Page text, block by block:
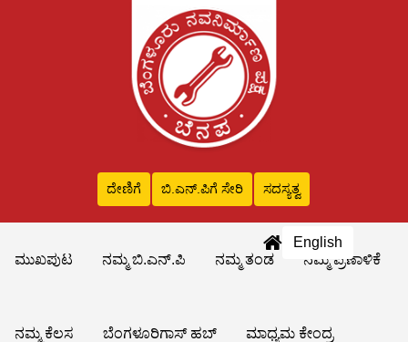
ದೇಣಿಗೆ ಬಿ.ಎನ್‌.ಪಿಗೆ ಸೇರಿ ಸದಸ್ಯತ್ವ
English
ಮುಖಪುಟ
ನಮ್ಮ ಬಿ.ಎನ್.ಪಿ ನಮ್ಮ ತಂಡ ನಮ್ಮ ಪ್ರಣಾಳಿಕೆ
ನಮ್ಮ ಕೆಲಸ ಬೆಂಗಳೂರಿಗಾಸ್ ಹಬ್ ಮಾಧ್ಯಮ ಕೇಂದ್ರ